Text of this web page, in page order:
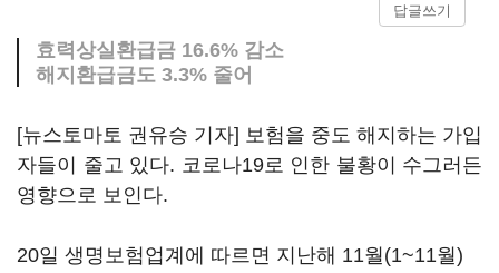
답글쓰기
효력상실환급금 16.6% 감소
해지환급금도 3.3% 줄어
[뉴스토마토 권유승 기자] 보험을 중도 해지하는 가입
자들이 줄고 있다. 코로나19로 인한 불황이 수그러든
영향으로 보인다.
20일 생명보험업계에 따르면 지난해 11월(1~11월)